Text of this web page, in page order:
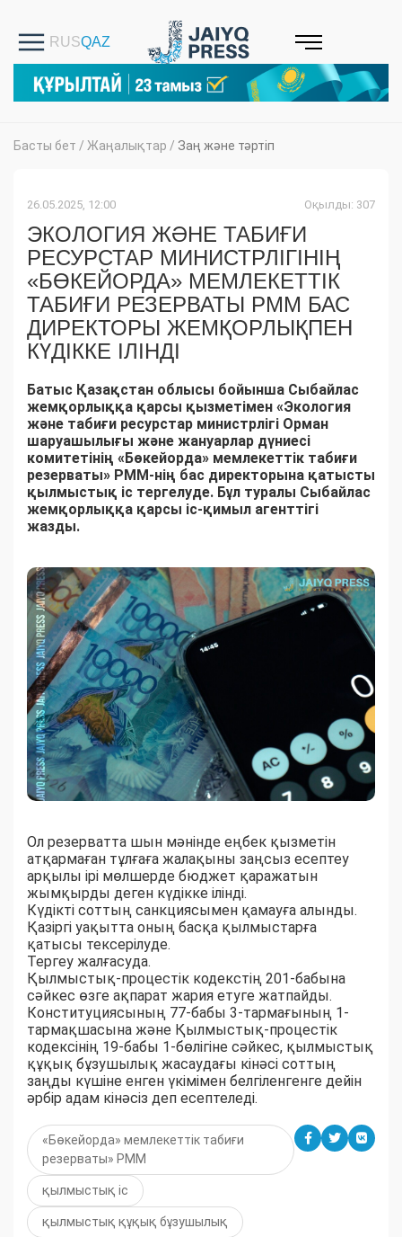
Басты бет / Жаңалықтар / Заң және тәртіп
26.05.2025, 12:00 Оқылды: 307
ЭКОЛОГИЯ ЖӘНЕ ТАБИҒИ
РЕСУРСТАР МИНИСТРЛІГІНІҢ
«БӨКЕЙОРДА» МЕМЛЕКЕТТІК
ТАБИҒИ РЕЗЕРВАТЫ РММ БАС
ДИРЕКТОРЫ ЖЕМҚОРЛЫҚПЕН
КҮДІККЕ ІЛІНДІ
Батыс Қазақстан облысы бойынша Сыбайлас
жемқорлыққа қарсы қызметімен «Экология
және табиғи ресурстар министрлігі Орман
шаруашылығы және жануарлар дүниесі
комитетінің «Бөкейорда» мемлекеттік табиғи
резерваты» РММ-нің бас директорына қатысты
қылмыстық іс тергелуде. Бұл туралы Сыбайлас
жемқорлыққа қарсы іс-қимыл агенттігі
жазды.
Ол резерватта шын мәнінде еңбек қызметін
атқармаған тұлғаға жалақыны заңсыз есептеу
арқылы ірі мөлшерде бюджет қаражатын
жымқырды деген күдікке ілінді.
Күдікті соттың санкциясымен қамауға алынды.
Қазіргі уақытта оның басқа қылмыстарға
қатысы тексерілуде.
Тергеу жалғасуда.
Қылмыстық-процестік кодекстің 201-бабына
сәйкес өзге ақпарат жария етуге жатпайды.
Конституциясының 77-бабы 3-тармағының 1-
тармақшасына және Қылмыстық-процестік
кодексінің 19-бабы 1-бөлігіне сәйкес, қылмыстық
құқық бұзушылық жасаудағы кінәсі соттың
заңды күшіне енген үкімімен белгіленгенге дейін
әрбір адам кінәсіз деп есептеледі.
«Бөкейорда» мемлекеттік табиғи
резерваты» РММ
қылмыстық іс
қылмыстық құқық бұзушылық